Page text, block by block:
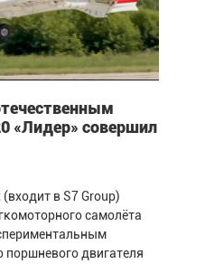
«Лидер» совершил
в S7 Group)
самолёта
поршневого двигателя